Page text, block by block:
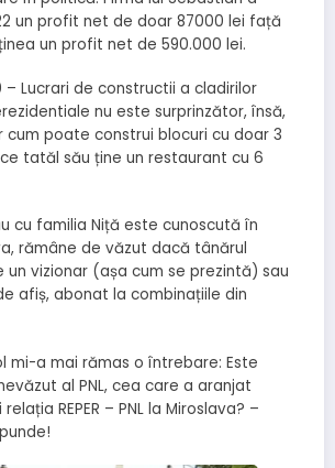
un profit net de doar 87000 lei față
un profit net de 590.000 lei.
– Lucrari de constructii a cladirilor
nu este surprinzător, însă,
cum poate construi blocuri cu doar 3
tatăl său ține un restaurant cu 6
cu familia Niță este cunoscută în
rămâne de văzut dacă tânărul
vizionar (așa cum se prezintă) sau
afiș, abonat la combinațiile din
mi-a mai rămas o întrebare: Este
al PNL, cea care a aranjat
REPER – PNL la Miroslava? –